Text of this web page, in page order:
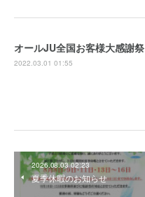
オールJU全国お客様大感謝祭
2022.03.01 01:55
2026.08.03 02:23
夏季休暇のお知らせ